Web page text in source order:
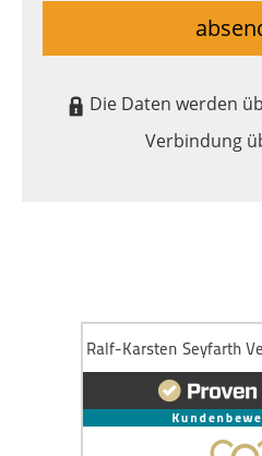
Die Daten werden
Verbindung